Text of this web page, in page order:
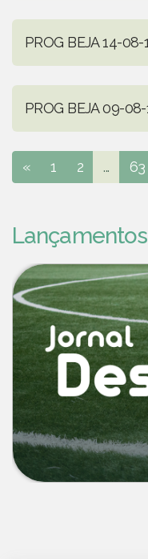
PROG BEJA 14-08-
PROG BEJA 09-08-
« 1 2 ... 63